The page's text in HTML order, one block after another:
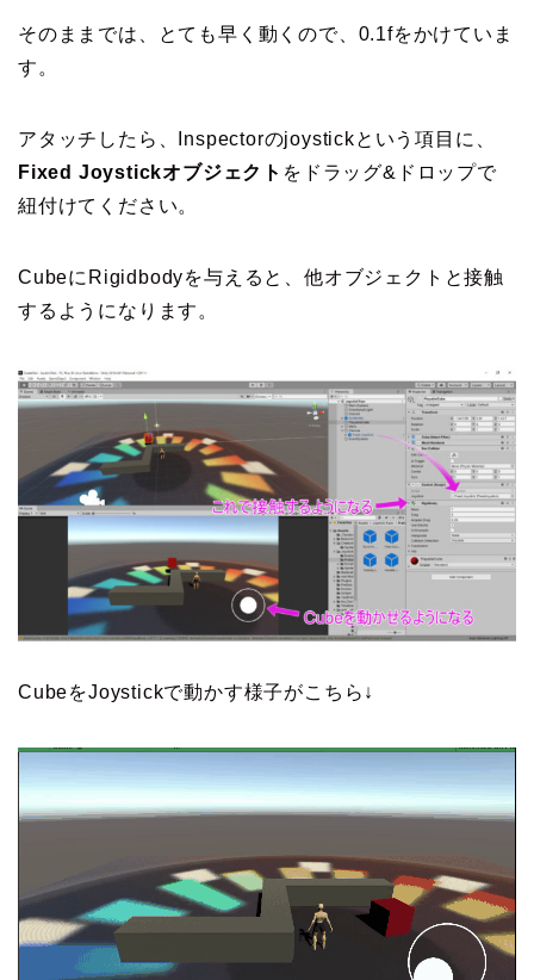
そのままでは、とても早く動くので、0.1fをかけていま
す。
アタッチしたら、Inspectorのjoystickという項目に、
Fixed Joystickオブジェクト をドラッグ&ドロップで
紐付けてください。
CubeにRigidbodyを与えると、他オブジェクトと接触
するようになります。
CubeをJoystickで動かす様子がこちら↓